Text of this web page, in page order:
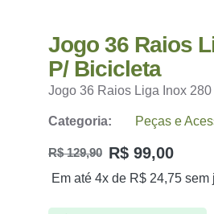
Jogo 36 Raios
P/ Bicicleta
Jogo 36 Raios Liga Inox
Categoria: Peças e
R$129,90 R$ 99,00
Em até 4x de R$ 24,75 sem